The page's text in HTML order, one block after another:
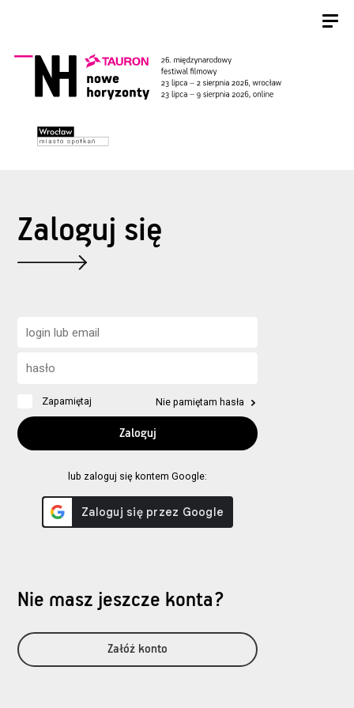
Zaloguj się
Zapamiętaj Nie pamiętam hasła
lub zaloguj się kontem Google:
Nie masz jeszcze konta?
Załóż konto